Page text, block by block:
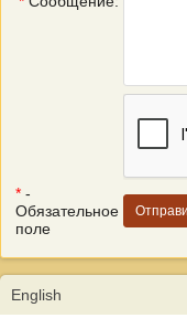
* -
Обязательное
поле
English